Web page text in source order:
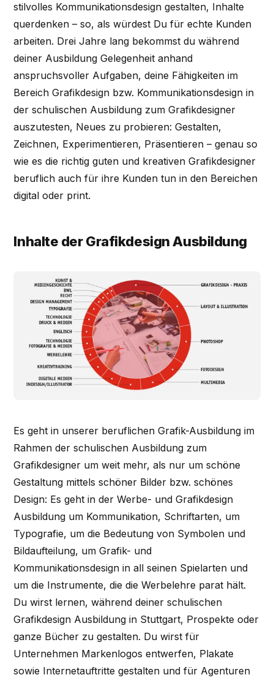
stilvolles Kommunikationsdesign gestalten, Inhalte
querdenken – so, als würdest Du für echte Kunden
arbeiten. Drei Jahre lang bekommst du während
deiner Ausbildung Gelegenheit anhand
anspruchsvoller Aufgaben, deine Fähigkeiten im
Bereich Grafikdesign bzw. Kommunikationsdesign in
der schulischen Ausbildung zum Grafikdesigner
auszutesten, Neues zu probieren: Gestalten,
Zeichnen, Experimentieren, Präsentieren – genau so
wie es die richtig guten und kreativen Grafikdesigner
beruflich auch für ihre Kunden tun in den Bereichen
digital oder print.
Inhalte der Grafikdesign Ausbildung
Es geht in unserer beruflichen Grafik-Ausbildung im
Rahmen der schulischen Ausbildung zum
Grafikdesigner um weit mehr, als nur um schöne
Gestaltung mittels schöner Bilder bzw. schönes
Design: Es geht in der Werbe- und Grafikdesign
Ausbildung um Kommunikation, Schriftarten, um
Typografie, um die Bedeutung von Symbolen und
Bildaufteilung, um Grafik- und
Kommunikationsdesign in all seinen Spielarten und
um die Instrumente, die die Werbelehre parat hält.
Du wirst lernen, während deiner schulischen
Grafikdesign Ausbildung in Stuttgart, Prospekte oder
ganze Bücher zu gestalten. Du wirst für
Unternehmen Markenlogos entwerfen, Plakate
sowie Internetauftritte gestalten und für Agenturen